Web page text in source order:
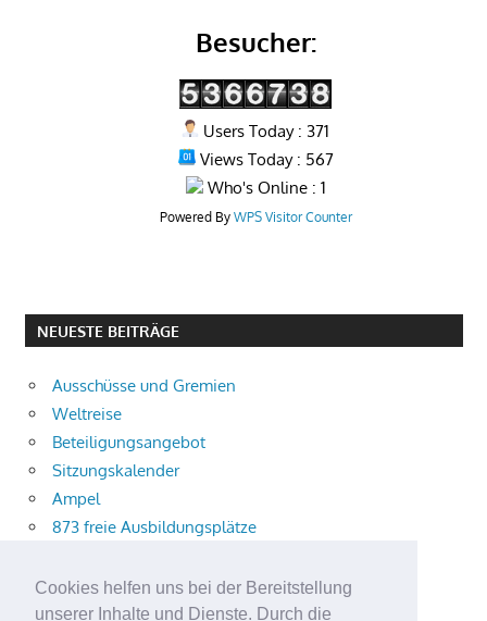
Cookies helfen uns bei der Bereitstellung
unserer Inhalte und Dienste. Durch die
Besucher:
Users Today : 371
Views Today : 567
Who's Online : 1
Powered By WPS Visitor Counter
NEUESTE BEITRÄGE
Ausschüsse und Gremien
Weltreise
Beteiligungsangebot
Sitzungskalender
Ampel
873 freie Ausbildungsplätze
Aktuelle Verkehrsmeldungen
Terracliff